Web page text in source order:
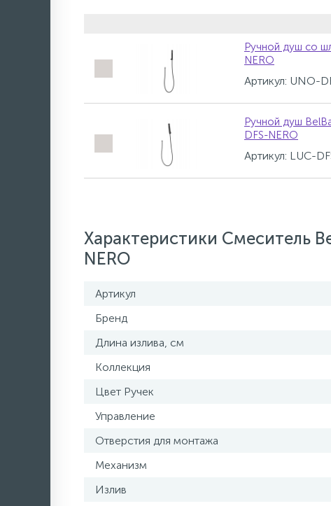
Ручной душ со
NERO
Артикул: UNO-
Ручной душ
DFS-NERO
Артикул: LUC-
Характеристики Смеситель
NERO
Артикул
Бренд
Длина излива, см
Коллекция
Цвет Ручек
Управление
Отверстия для монтажа
Механизм
Излив